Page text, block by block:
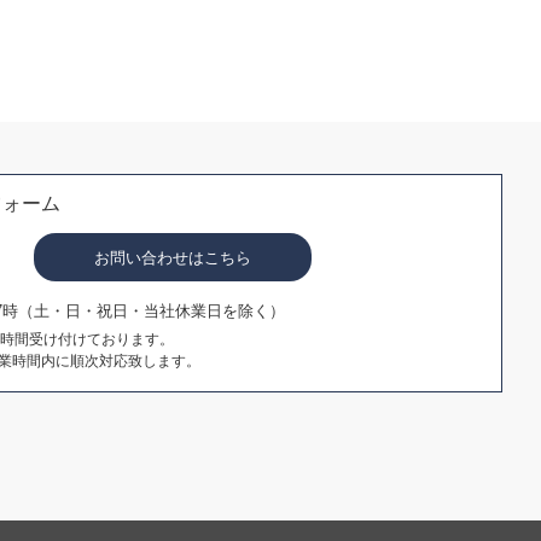
ーム
お問い合わせはこちら
（土・日・祝日・当社休業日を除く）
間受け付けております。
間内に順次対応致します。